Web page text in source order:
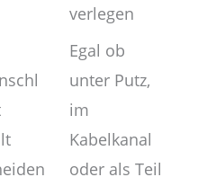
verlegen
Egal ob
unter Putz,
im
Kabelkanal
oder als Teil